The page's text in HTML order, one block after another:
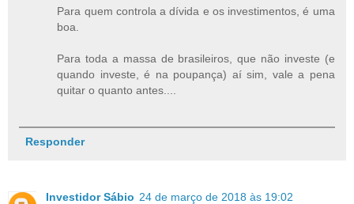
Para quem controla a dívida e os investimentos, é uma
boa.
Para toda a massa de brasileiros, que não investe (e
quando investe, é na poupança) aí sim, vale a pena
quitar o quanto antes....
Responder
Investidor Sábio 24 de março de 2018 às 19:02